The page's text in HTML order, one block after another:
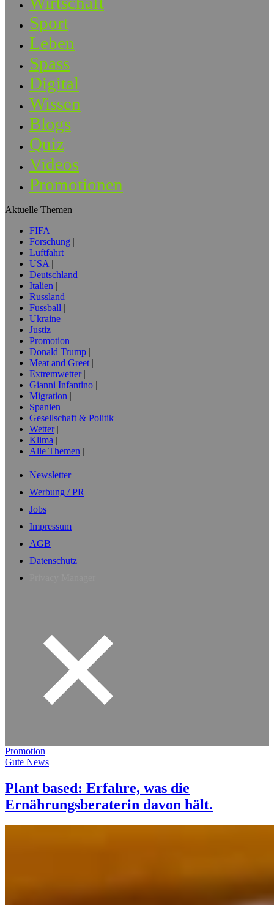
Sport
Leben
Spass
Digital
Wissen
Blogs
Quiz
Videos
Promotionen
Aktuelle Themen
FIFA
Forschung
Luftfahrt
USA
Deutschland
Italien
Russland
Fussball
Ukraine
Justiz
Promotion
Donald Trump
Meat and Greet
Extremwetter
Gianni Infantino
Migration
Spanien
Gesellschaft & Politik
Wetter
Klima
Alle Themen
Newsletter
Werbung / PR
Jobs
Impressum
AGB
Datenschutz
Promotion
Gute News
Plant based: Erfahre, was die
Ernährungsberaterin davon hält.